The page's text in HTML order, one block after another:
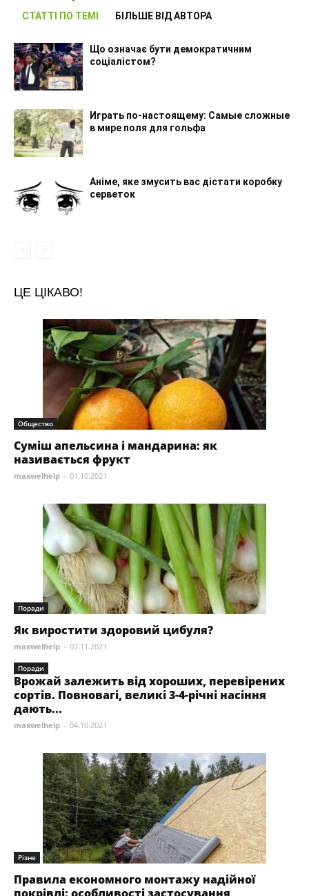
СТАТТІ ПО ТЕМІ БІЛЬШЕ ВІД АВТОРА
Що означає бути демократичним
соціалістом?
Играть по-настоящему: Самые сложные
в мире поля для гольфа
Аніме, яке змусить вас дістати коробку
серветок
ЦЕ ЦІКАВО!
Общество
Суміш апельсина і мандарина: як
називається фрукт
maxwelhelp - 01.10.2021
Поради
Як виростити здоровий цибуля?
maxwelhelp - 07.11.2021
Поради
Врожай залежить від хороших, перевірених
сортів. Повновагі, великі 3-4-річні насіння
дають...
maxwelhelp - 04.10.2021
Різне
Правила економного монтажу надійної